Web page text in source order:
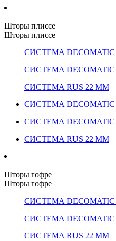
Шторы плиссе
Шторы плиссе
СИСТЕМА
СИСТЕМА
СИСТЕМА RUS 22 ММ
СИСТЕМА
СИСТЕМА
СИСТЕМА RUS 22 ММ
Шторы гофре
Шторы гофре
СИСТЕМА
СИСТЕМА
СИСТЕМА RUS 22 ММ